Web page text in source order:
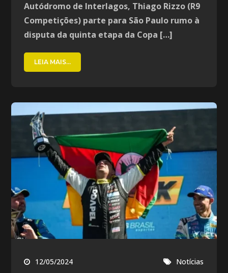
Autódromo de Interlagos, Thiago Rizzo (R9
Competições) parte para São Paulo rumo à
disputa da quinta etapa da Copa […]
LEIA MAIS...
12/05/2024 Notícias